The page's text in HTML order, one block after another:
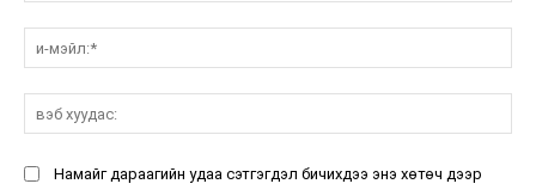
Намайг дараагийн удаа сэтгэгдэл бичихдээ энэ хөтөч дээр